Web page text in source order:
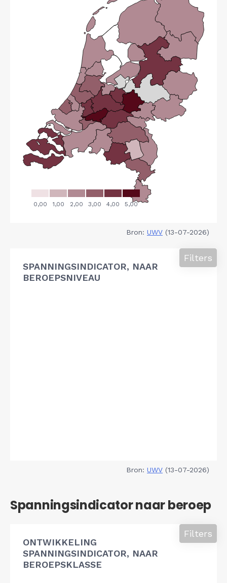
Bron: UWV (13-07-2026)
SPANNINGSINDICATOR, NAAR
BEROEPSNIVEAU
Filters
Bron: UWV (13-07-2026)
Spanningsindicator naar beroep
ONTWIKKELING
SPANNINGSINDICATOR, NAAR
BEROEPSKLASSE
Filters